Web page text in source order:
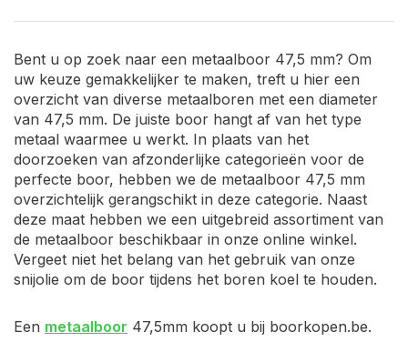
Bent u op zoek naar een metaalboor 47,5 mm? Om
uw keuze gemakkelijker te maken, treft u hier een
overzicht van diverse metaalboren met een diameter
van 47,5 mm. De juiste boor hangt af van het type
metaal waarmee u werkt. In plaats van het
doorzoeken van afzonderlijke categorieën voor de
perfecte boor, hebben we de metaalboor 47,5 mm
overzichtelijk gerangschikt in deze categorie. Naast
deze maat hebben we een uitgebreid assortiment van
de metaalboor beschikbaar in onze online winkel.
Vergeet niet het belang van het gebruik van onze
snijolie om de boor tijdens het boren koel te houden.
Een metaalboor 47,5mm koopt u bij boorkopen.be.